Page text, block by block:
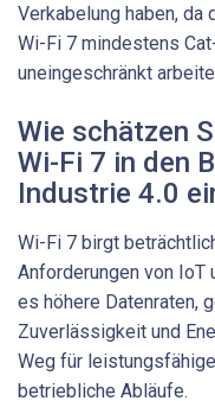
Verkabelung haben,
Wi-Fi 7 mindestens
uneingeschränkt
Wie schätzen
Wi-Fi 7 in den
Industrie 4.0
Wi-Fi 7 birgt
Anforderungen von IoT
es höhere Datenraten,
Zuverlässigkeit und
Weg für
betriebliche Abläufe.